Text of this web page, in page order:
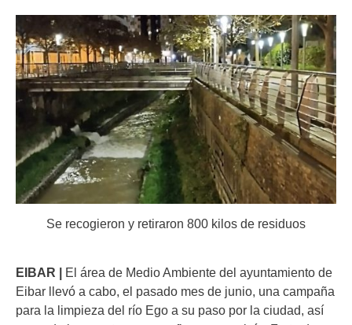
Se recogieron y retiraron 800 kilos de residuos
EIBAR | El área de Medio Ambiente del ayuntamiento de
Eibar llevó a cabo, el pasado mes de junio, una campaña
para la limpieza del río Ego a su paso por la ciudad, así